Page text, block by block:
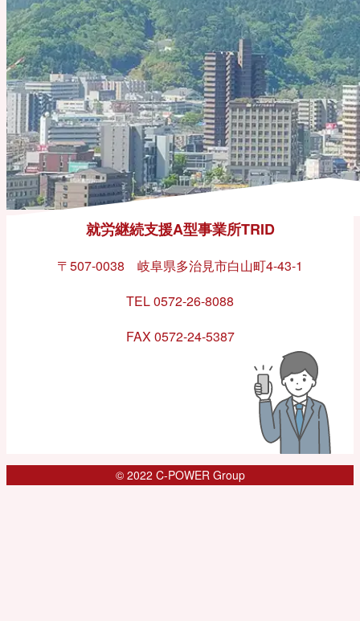
就労継続支援A型事業所TRID
〒507-0038 岐阜県多治見市白山町4-43-1
TEL 0572-26-8088
FAX 0572-24-5387
© 2022 C-POWER Group